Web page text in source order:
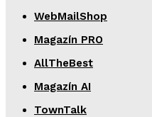
WebMailShop
Magazín PRO
AllTheBest
Magazín AI
TownTalk